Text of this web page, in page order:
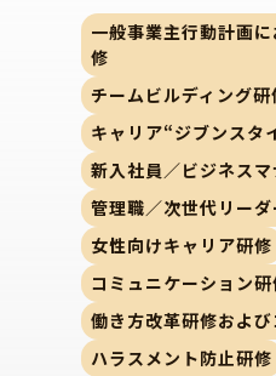
一般事業主行動計画
修
チームビルディング研
キャリア“ジブンスタ
新入社員／ビジネス
管理職／次世代リー
女性向けキャリア研修
コミュニケーション研
働き方改革研修およ
ハラスメント防止研修